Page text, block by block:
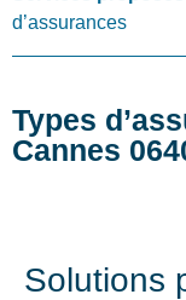
d’assurances
Types
Cannes
Solutions